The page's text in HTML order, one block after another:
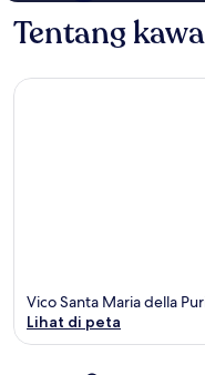
Tentang
Vico Santa Maria della
Lihat di peta